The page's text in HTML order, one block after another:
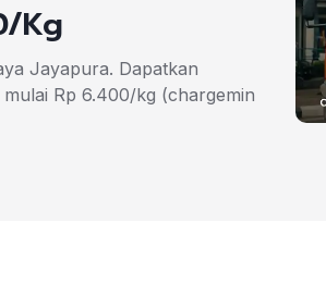
Kg
Jayapura. Dapatkan
Rp 6.400/kg (chargemin